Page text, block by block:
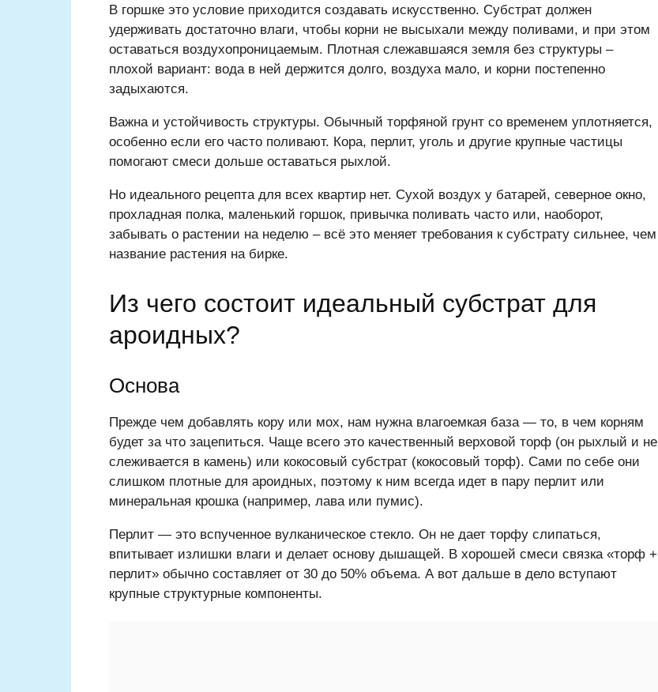
В горшке это условие приходится создавать искусственно. Субстрат должен
удерживать достаточно влаги, чтобы корни не высыхали между поливами, и при этом
оставаться воздухопроницаемым. Плотная слежавшаяся земля без структуры –
плохой вариант: вода в ней держится долго, воздуха мало, и корни постепенно
задыхаются.
Важна и устойчивость структуры. Обычный торфяной грунт со временем уплотняется,
особенно если его часто поливают. Кора, перлит, уголь и другие крупные частицы
помогают смеси дольше оставаться рыхлой.
Но идеального рецепта для всех квартир нет. Сухой воздух у батарей, северное окно,
прохладная полка, маленький горшок, привычка поливать часто или, наоборот,
забывать о растении на неделю – всё это меняет требования к субстрату сильнее, чем
название растения на бирке.
Из чего состоит идеальный субстрат для
ароидных?
Основа
Прежде чем добавлять кору или мох, нам нужна влагоемкая база — то, в чем корням
будет за что зацепиться. Чаще всего это качественный верховой торф (он рыхлый и не
слеживается в камень) или кокосовый субстрат (кокосовый торф). Сами по себе они
слишком плотные для ароидных, поэтому к ним всегда идет в пару перлит или
минеральная крошка (например, лава или пумис).
Перлит — это вспученное вулканическое стекло. Он не дает торфу слипаться,
впитывает излишки влаги и делает основу дышащей. В хорошей смеси связка «торф +
перлит» обычно составляет от 30 до 50% объема. А вот дальше в дело вступают
крупные структурные компоненты.